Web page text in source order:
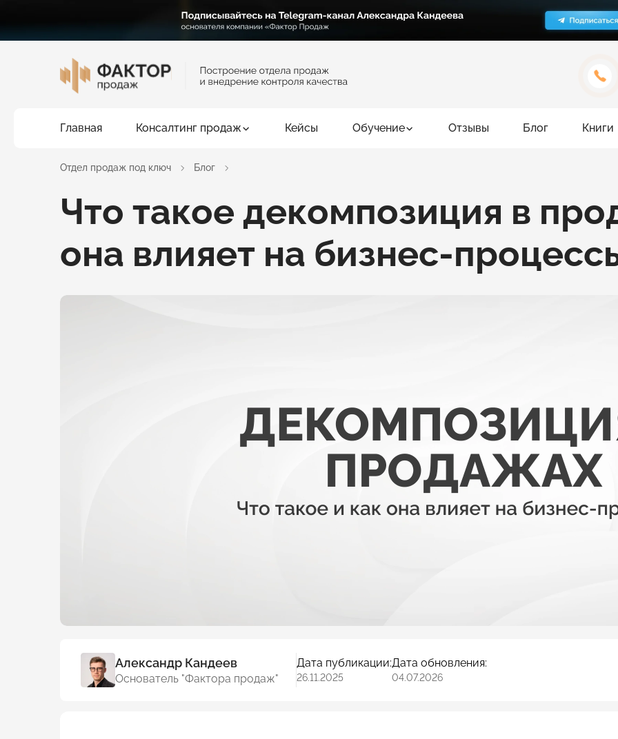
Главная Консалтинг продаж Кейсы Обучение Отзывы Блог Книги
Отдел продаж под ключ Блог
Что такое декомпозиция в
она влияет на бизнес-
Александр Кандеев
Основатель "Фактора продаж"
Дата публикации:
26.11.2025
Дата обновления:
04.07.2026